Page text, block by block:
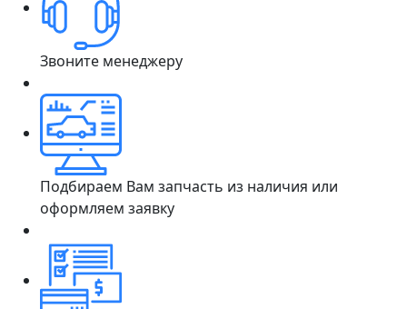
Звоните менеджеру
Подбираем Вам запчасть из наличия или
оформляем заявку